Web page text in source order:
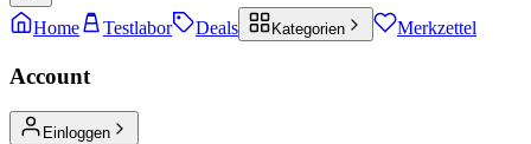
Home Testlabor Deals Kategorien Merkzettel
Account
Einloggen